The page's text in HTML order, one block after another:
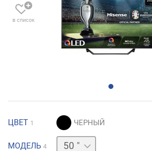
в список
ЦВЕТ 1
МОДЕЛЬ 4
43 "55 "